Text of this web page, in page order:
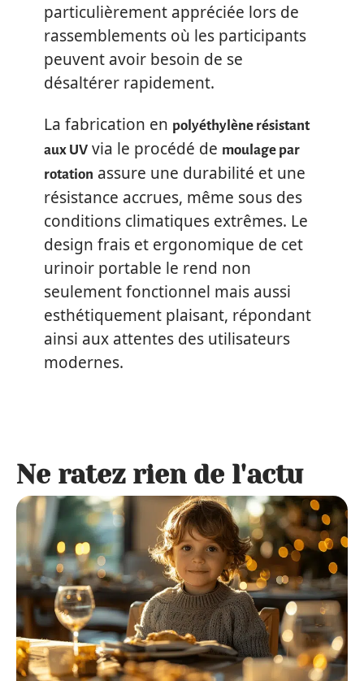
particulièrement appréciée lors de
rassemblements où les participants
peuvent avoir besoin de se
désaltérer rapidement.
La fabrication en polyéthylène résistant
aux UV via le procédé de moulage par
rotation assure une durabilité et une
résistance accrues, même sous des
conditions climatiques extrêmes. Le
design frais et ergonomique de cet
urinoir portable le rend non
seulement fonctionnel mais aussi
esthétiquement plaisant, répondant
ainsi aux attentes des utilisateurs
modernes.
Ne ratez rien de l'actu